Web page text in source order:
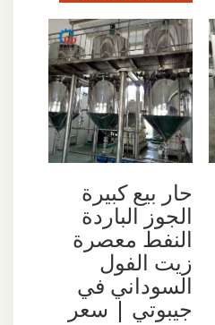
حار بيع كبيرة
الجوز الباردة
النفط معصرة
زيت الفول
السوداني في
جيبوتي | سعر